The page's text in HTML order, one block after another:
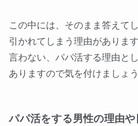
この中には、そのまま答えて
引かれてしまう理由がありま
言わない、パパ活する理由と
ありますので気を付けましょう
パパ活をする男性の理由